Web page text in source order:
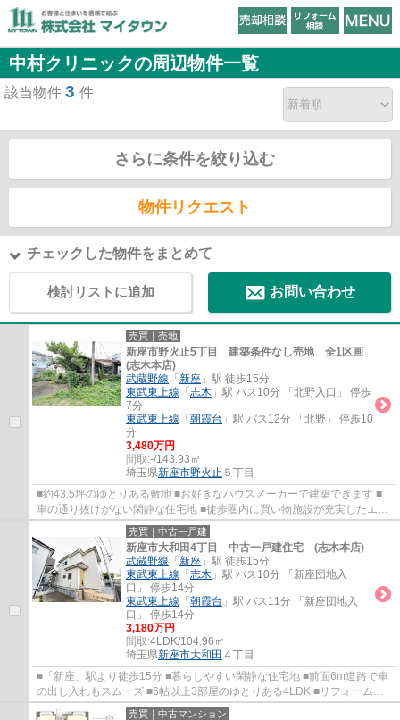
中村クリニックの周辺物件一覧
該当物件 3 件
さらに条件を絞り込む
物件リクエスト
チェックした物件をまとめて
検討リストに追加 お問い合わせ
売買｜売地
新座市野火止5丁目 建築条件なし売地 全1区画
(志木本店)
武蔵野線 「 新座 」駅 徒歩15分
東武東上線 「 志木 」駅 バス10分 「北野入口」 停歩
7分
東武東上線 「 朝霞台 」駅 バス12分 「北野」 停歩10
分
3,480万円
間取:-/143.93㎡
埼玉県新座市野火止 ５丁目
■約43.5坪のゆとりある敷地 ■お好きなハウスメーカーで建築できます ■
車の通り抜けがない閑静な住宅地 ■徒歩圏内に買い物施設が充実したエリ
ア ■志木駅や朝霞台駅までバスの利用が可能...
売買｜中古一戸建
新座市大和田4丁目 中古一戸建住宅 (志木本店)
武蔵野線 「 新座 」駅 徒歩15分
東武東上線 「 志木 」駅 バス10分 「新座団地入
口」 停歩14分
東武東上線 「 朝霞台 」駅 バス11分 「新座団地入
口」 停歩14分
3,180万円
間取:4LDK/104.96㎡
埼玉県新座市大和田 ４丁目
■「新座」駅より徒歩15分 ■暮らしやすい閑静な住宅地 ■前面6m道路で車
の出し入れもスムーズ ■6帖以上3部屋のゆとりある4LDK ■リフォーム完
了済のためすぐに新生活が始められます
売買｜中古マンション